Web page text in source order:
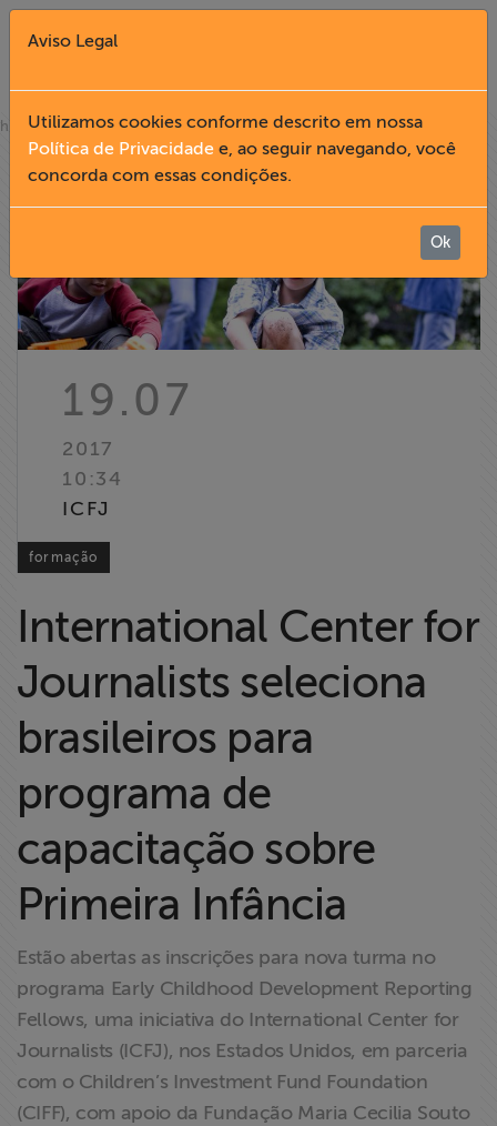
Fechar X
English
Institucional
Informação
Liberdade de
Expressão
Projetos
Proteção Legal
e Litigância
Documentários
dos
Homenageados
Notícias
Doe para
ABRAJI
>> Conteúdo
exclusivo para
home»notícias
19.07
2017
10:34
ICFJ
formação
International Center for
Journalists seleciona
brasileiros para
programa de
capacitação sobre
Primeira Infância
Estão abertas as inscrições para nova turma no
programa Early Childhood Development Reporting
Fellows, uma iniciativa do International Center for
Journalists (ICFJ), nos Estados Unidos, em parceria
com o Children’s Investment Fund Foundation
(CIFF), com apoio da Fundação Maria Cecilia Souto
Aviso Legal
Utilizamos cookies conforme descrito em nossa
Política de Privacidade e, ao seguir navegando, você
concorda com essas condições.
Ok